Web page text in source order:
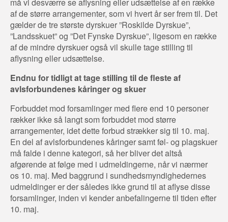
må vi desværre se aflysning eller udsættelse af en række
af de større arrangementer, som vi hvert år ser frem til. Det
gælder de tre største dyrskuer ”Roskilde Dyrskue”,
”Landsskuet” og ”Det Fynske Dyrskue”, ligesom en række
af de mindre dyrskuer også vil skulle tage stilling til
aflysning eller udsættelse.
Endnu for tidligt at tage stilling til de fleste af
avlsforbundenes kåringer og skuer
Forbuddet mod forsamlinger med flere end 10 personer
rækker ikke så langt som forbuddet mod større
arrangementer, idet dette forbud strækker sig til 10. maj.
En del af avlsforbundenes kåringer samt føl- og plagskuer
må falde i denne kategori, så her bliver det altså
afgørende at følge med i udmeldingerne, når vi nærmer
os 10. maj. Med baggrund i sundhedsmyndighedernes
udmeldinger er der således ikke grund til at aflyse disse
forsamlinger, inden vi kender anbefalingerne til tiden efter
10. maj.